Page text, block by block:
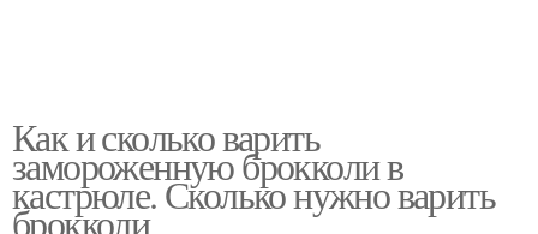
Как и сколько варить
замороженную брокколи в
кастрюле. Сколько нужно варить
брокколи